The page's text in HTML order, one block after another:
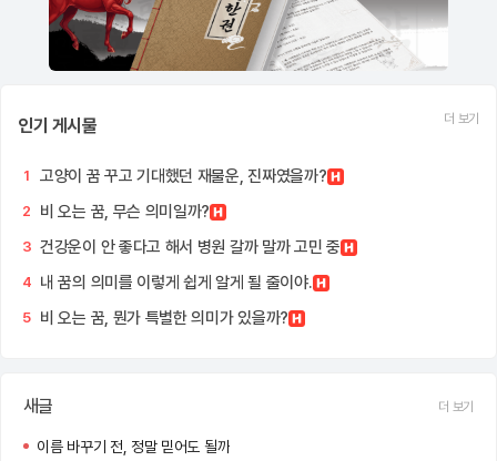
인기 게시물 더 보기
1 고양이 꿈 꾸고 기대했던 재물운, 진짜였을까?
2 비 오는 꿈, 무슨 의미일까?
3 건강운이 안 좋다고 해서 병원 갈까 말까 고민 중
4 내 꿈의 의미를 이렇게 쉽게 알게 될 줄이야.
5 비 오는 꿈, 뭔가 특별한 의미가 있을까?
새글 더 보기
이름 바꾸기 전, 정말 믿어도 될까